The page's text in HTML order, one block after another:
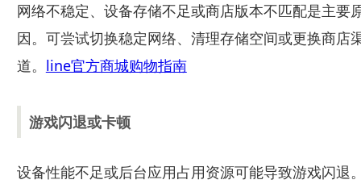
网络不稳定、设备存储不足或商店版本不匹配是主要
因。可尝试切换稳定网络、清理存储空间或更换商店
道。 line官方商城购物指南
游戏闪退或卡顿
设备性能不足或后台应用占用资源可能导致游戏闪退